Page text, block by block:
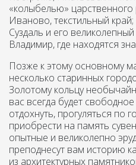
«колыбелью»
Иваново, текстильный край;
Суздаль и его
Владимир, где находятся
Позже к этому основному
несколько старинных
Золотому кольцу
вас всегда будет
отдохнуть, прогуляться по
приобрести на память
опытные и великолепно
преподнесут вам историю
из архитектурных